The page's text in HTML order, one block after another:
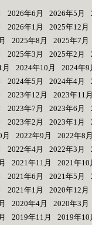
2026年6月 2026年5月
2026年1月 2025年12月
2025年8月 2025年7月
2025年3月 2025年2月
2024年10月 2024年9
2024年5月 2024年4月
2023年12月 2023年11月
2023年7月 2023年6月
2023年2月 2023年1月
2022年9月 2022年8月
2022年4月 2022年3月
2021年11月 2021年10
2021年6月 2021年5月
2021年1月 2020年12月
2020年4月 2020年3月
2019年11月 2019年10